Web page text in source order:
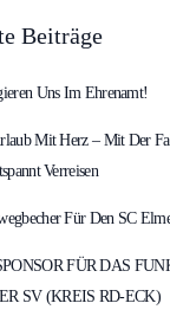
Beiträge
Uns Im Ehrenamt!
Mit Herz – Mit Der
Verreisen
Für Den SC
FÜR DAS
SV (KREIS RD-ECK)